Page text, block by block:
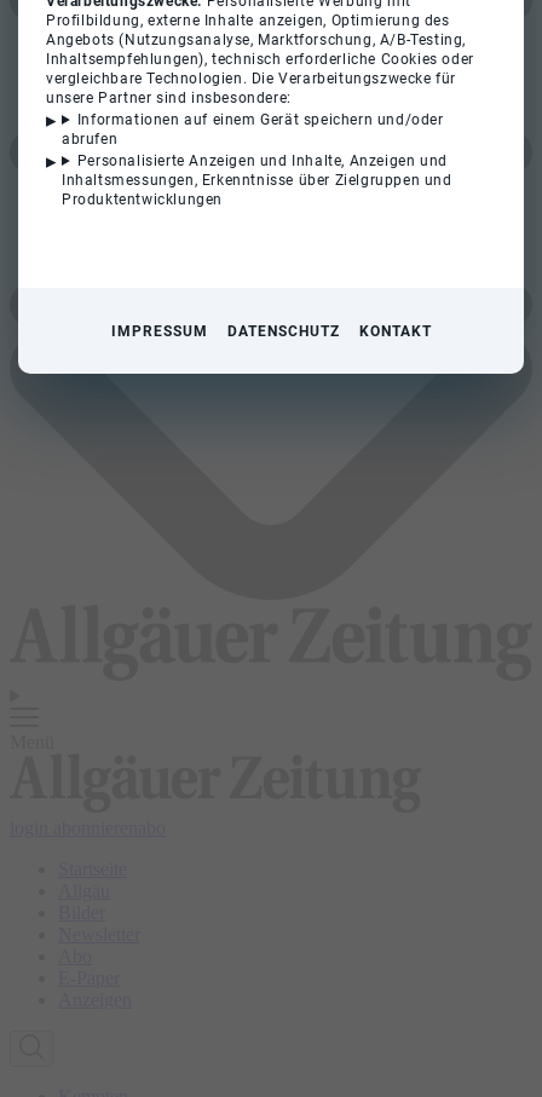
Profilbildung, externe Inhalte anzeigen, Optimierung des
Angebots (Nutzungsanalyse, Marktforschung, A/B-Testing,
Inhaltsempfehlungen), technisch erforderliche Cookies oder
vergleichbare Technologien. Die Verarbeitungszwecke für
unsere Partner sind insbesondere:
Informationen auf einem Gerät speichern und/oder
abrufen
Personalisierte Anzeigen und Inhalte, Anzeigen und
Inhaltsmessungen, Erkenntnisse über Zielgruppen und
Produktentwicklungen
IMPRESSUM DATENSCHUTZ KONTAKT